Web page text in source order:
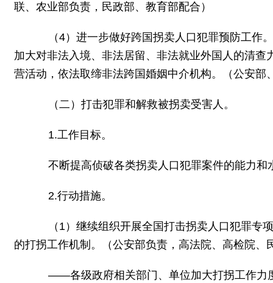
联、农业部负责，民政部、教育部配合）
（4）进一步做好跨国拐卖人口犯罪预防工作。
加大对非法入境、非法居留、非法就业外国人的清
营活动，依法取缔非法跨国婚姻中介机构。（公安
（二）打击犯罪和解救被拐卖受害人。
1.工作目标。
不断提高侦破各类拐卖人口犯罪案件的能力和
2.行动措施。
（1）继续组织开展全国打击拐卖人口犯罪专项
的打拐工作机制。（公安部负责，高法院、高检院
——各级政府相关部门、单位加大打拐工作力度